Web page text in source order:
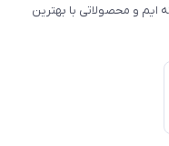
ایم و محصولاتی با بهترین